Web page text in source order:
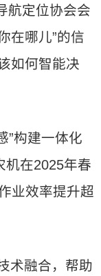
航定位协会会
在哪儿”的信
如何智能决
”构建一体化
机在2025年春
业效率提升超
术融合，帮助